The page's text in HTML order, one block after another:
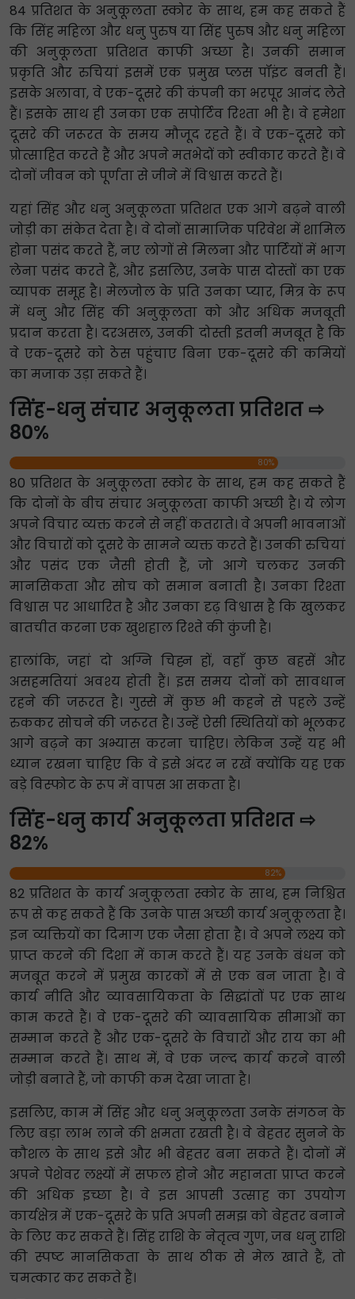
84 प्रतिशत के अनुकूलता स्कोर के साथ, हम कह सकते हैं
कि सिंह महिला और धनु पुरुष या सिंह पुरुष और धनु महिला
की अनुकूलता प्रतिशत काफी अच्छा है। उनकी समान
प्रकृति और रुचियां इसमें एक प्रमुख प्लस पॉइंट बनती हैं।
इसके अलावा, वे एक-दूसरे की कंपनी का भरपूर आनंद लेते
हैं। इसके साथ ही उनका एक सपोर्टिव रिश्ता भी है। वे हमेशा
दूसरे की जरूरत के समय मौजूद रहते हैं। वे एक-दूसरे को
प्रोत्साहित करते हैं और अपने मतभेदों को स्वीकार करते हैं। वे
दोनों जीवन को पूर्णता से जीने में विश्वास करते हैं।
यहां सिंह और धनु अनुकूलता प्रतिशत एक आगे बढ़ने वाली
जोड़ी का संकेत देता है। वे दोनों सामाजिक परिवेश में शामिल
होना पसंद करते हैं, नए लोगों से मिलना और पार्टियों में भाग
लेना पसंद करते हैं, और इसलिए, उनके पास दोस्तों का एक
व्यापक समूह है। मेलजोल के प्रति उनका प्यार, मित्र के रूप
में धनु और सिंह की अनुकूलता को और अधिक मजबूती
प्रदान करता है। दरअसल, उनकी दोस्ती इतनी मजबूत है कि
वे एक-दूसरे को ठेस पहुंचाए बिना एक-दूसरे की कमियों
का मजाक उड़ा सकते हैं।
सिंह-धनु संचार अनुकूलता प्रतिशत ⇨
80%
80%
80 प्रतिशत के अनुकूलता स्कोर के साथ, हम कह सकते हैं
कि दोनों के बीच संचार अनुकूलता काफी अच्छी है। ये लोग
अपने विचार व्यक्त करने से नहीं कतराते। वे अपनी भावनाओं
और विचारों को दूसरे के सामने व्यक्त करते हैं। उनकी रुचियां
और पसंद एक जैसी होती हैं, जो आगे चलकर उनकी
मानसिकता और सोच को समान बनाती है। उनका रिश्ता
विश्वास पर आधारित है और उनका दृढ़ विश्वास है कि खुलकर
बातचीत करना एक खुशहाल रिश्ते की कुंजी है।
हालांकि, जहां दो अग्नि चिह्न हों, वहाँ कुछ बहसें और
असहमतियां अवश्य होती हैं। इस समय दोनों को सावधान
रहने की जरूरत है। गुस्से में कुछ भी कहने से पहले उन्हें
रुककर सोचने की जरूरत है। उन्हें ऐसी स्थितियों को भूलकर
आगे बढ़ने का अभ्यास करना चाहिए। लेकिन उन्हें यह भी
ध्यान रखना चाहिए कि वे इसे अंदर न रखें क्योंकि यह एक
बड़े विस्फोट के रूप में वापस आ सकता है।
सिंह-धनु कार्य अनुकूलता प्रतिशत ⇨
82%
82%
82 प्रतिशत के कार्य अनुकूलता स्कोर के साथ, हम निश्चित
रूप से कह सकते हैं कि उनके पास अच्छी कार्य अनुकूलता है।
इन व्यक्तियों का दिमाग एक जैसा होता है। वे अपने लक्ष्य को
प्राप्त करने की दिशा में काम करते हैं। यह उनके बंधन को
मजबूत करने में प्रमुख कारकों में से एक बन जाता है। वे
कार्य नीति और व्यावसायिकता के सिद्धांतों पर एक साथ
काम करते हैं। वे एक-दूसरे की व्यावसायिक सीमाओं का
सम्मान करते हैं और एक-दूसरे के विचारों और राय का भी
सम्मान करते हैं। साथ में, वे एक जल्द कार्य करने वाली
जोड़ी बनाते हैं, जो काफी कम देखा जाता है।
इसलिए, काम में सिंह और धनु अनुकूलता उनके संगठन के
लिए बड़ा लाभ लाने की क्षमता रखती है। वे बेहतर सुनने के
कौशल के साथ इसे और भी बेहतर बना सकते हैं। दोनों में
अपने पेशेवर लक्ष्यों में सफल होने और महानता प्राप्त करने
की अधिक इच्छा है। वे इस आपसी उत्साह का उपयोग
कार्यक्षेत्र में एक-दूसरे के प्रति अपनी समझ को बेहतर बनाने
के लिए कर सकते हैं। सिंह राशि के नेतृत्व गुण, जब धनु राशि
की स्पष्ट मानसिकता के साथ ठीक से मेल खाते हैं, तो
चमत्कार कर सकते हैं।